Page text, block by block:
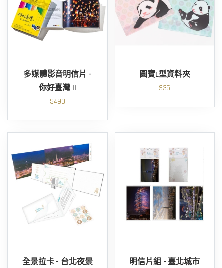
多媒體影音明信片 -
你好臺灣 II
$490
圓寶L型資料夾
$35
全景拉卡 - 台北夜景
明信片組 - 臺北城市